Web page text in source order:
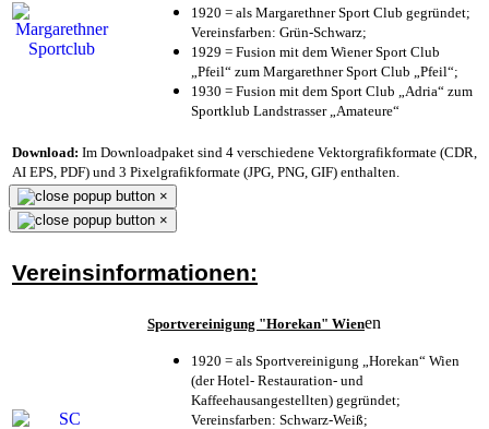
1920 = als Margarethner Sport Club gegründet;
Vereinsfarben: Grün-Schwarz;
1929 = Fusion mit dem Wiener Sport Club
„Pfeil“ zum Margarethner Sport Club „Pfeil“;
1930 = Fusion mit dem Sport Club „Adria“ zum
Sportklub Landstrasser „Amateure“
Download: Im Downloadpaket sind 4 verschiedene Vektorgrafikformate (CDR,
AI EPS, PDF) und 3 Pixelgrafikformate (JPG, PNG, GIF) enthalten.
×
×
Vereinsinformationen:
Sportvereinigung "Horekan" Wienen
1920 = als Sportvereinigung „Horekan“ Wien
(der Hotel- Restauration- und
Kaffeehausangestellten) gegründet;
Vereinsfarben: Schwarz-Weiß;